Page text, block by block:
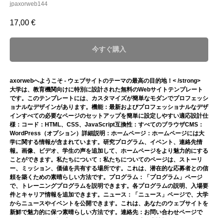
jpaxorweb144
17,00 €
今すぐ購入
axorwebへようこそ - ウェブサイトのテーマの最高の目的地！< /strong>
大学は、教育機関向けに特別に設計された無料のWebサイトテンプレート
です。このテンプレートには、カスタマイズが簡単なモダンでプロフェッシ
ョナルなデザインがあります。機能：最新およびプロフェッショナルなデザ
インすべての必要なページのセットアップを簡単に設定しやすい適応設計仕
様：コード：HTML、CSS、JavaScript互換性：すべてのブラウザCMS：
WordPress（オプション）詳細説明：ホームページ：ホームページには大
学に関する情報が含まれています。研究プログラム、イベント、連絡先情
報。画像、ビデオ、学生の声を追加して、ホームページをより魅力的にする
ことができます。私たちについて：私たちについてのページは、ストーリ
ー、ミッション、価値を共有する場所です。これは、潜在的な応募者との信
頼を築くための素晴らしい方法です。プログラム：「プログラム」ページ
で、トレーニングプログラムを説明できます。各プログラムの説明、入場要
件とキャリア情報を追加できます。ニュース：「ニュース」ページで、大学
からニュースやイベントを公開できます。これは、あなたのウェブサイトを
新鮮で魅力的に保つ素晴らしい方法です。連絡先：お問い合わせページで